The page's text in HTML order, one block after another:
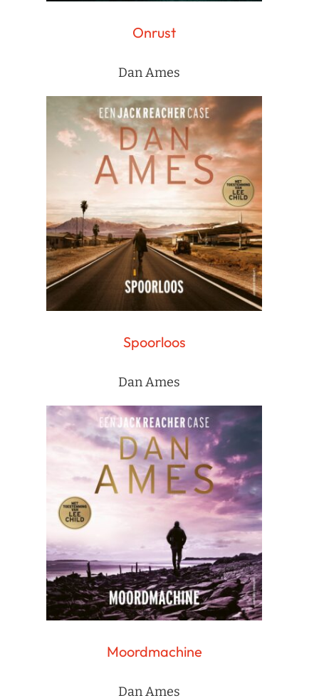
Onrust
Dan Ames
Spoorloos
Dan Ames
Moordmachine
Dan Ames